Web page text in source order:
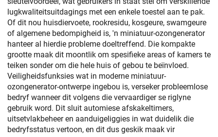
lugkwaliteitsuitdagings met een enkele toestel aan te pak.
Of dit nou huisdiervoete, rookresidu, kosgeure, swamgeure
of algemene bedompigheid is, 'n miniatuur-ozongenerator
hanteer al hierdie probleme doeltreffend. Die kompakte
grootte maak dit moontlik om spesifieke areas of kamers te
teiken sonder om die hele huis of gebou te beïnvloed.
Veiligheidsfunksies wat in moderne miniatuur-
ozongenerator-ontwerpe ingebou is, verseker probleemlose
bedryf wanneer dit volgens die vervaardiger se riglyne
gebruik word. Dit sluit automiese afskakeltimers,
uitsetvlakbeheer en aanduigeliggies in wat duidelik die
bedryfsstatus vertoon, en dit dus geskik maak vir